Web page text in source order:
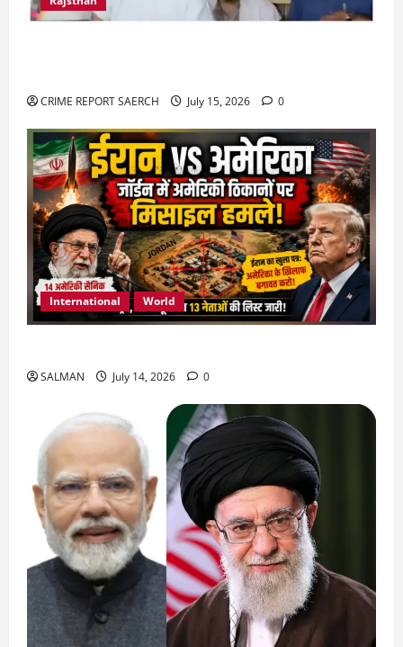
CRIME REPORT SAERCH July 15, 2026 0
International World
SALMAN July 14, 2026 0